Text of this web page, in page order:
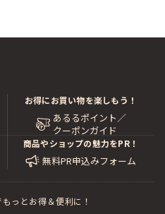
お得にお買い物を楽しもう！
あるるポイント／
クーポンガイド
商品やショップの魅力をPR！
無料PR申込みフォーム
っとお得＆便利に！